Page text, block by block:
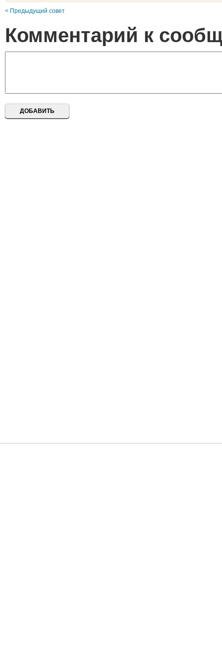
< Предыдущий совет
Комментарий к